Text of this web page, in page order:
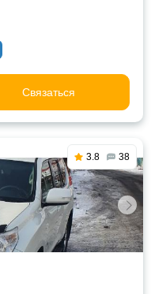
Связаться
3.8 38